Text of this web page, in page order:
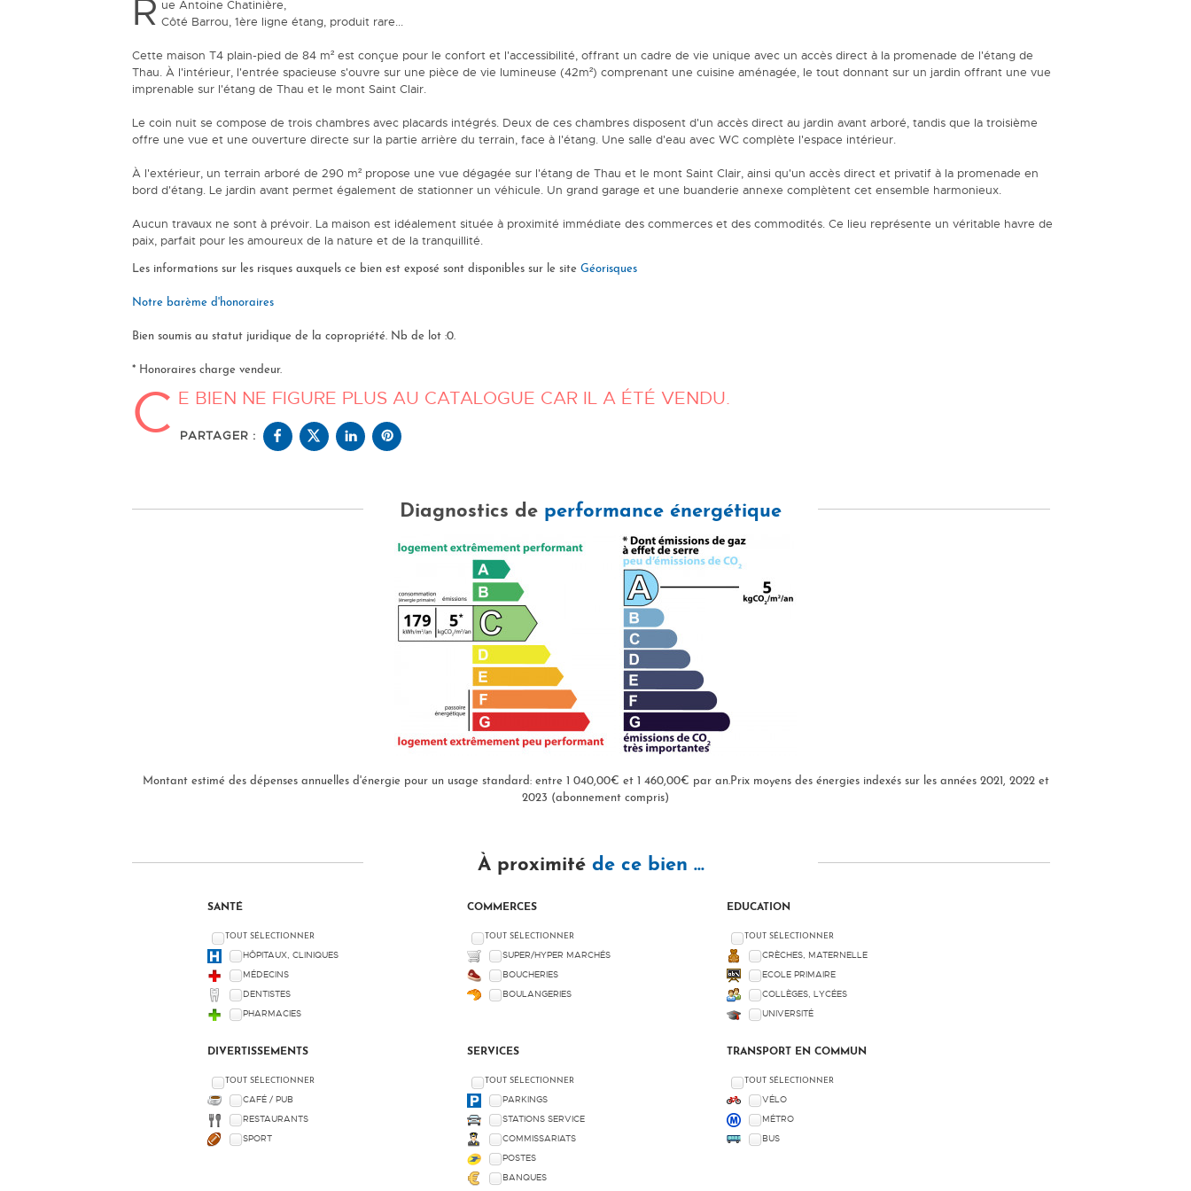
R ue Antoine Chatinière,
Côté Barrou, 1ère ligne étang, produit rare...
Cette maison T4 plain-pied de 84 m² est conçue pour le confort et l'accessibilité, offrant un cadre de vie unique avec un accès direct à la promenade de l'étang de
Thau. À l'intérieur, l'entrée spacieuse s'ouvre sur une pièce de vie lumineuse (42m²) comprenant une cuisine aménagée, le tout donnant sur un jardin offrant une vue
imprenable sur l'étang de Thau et le mont Saint Clair.
Le coin nuit se compose de trois chambres avec placards intégrés. Deux de ces chambres disposent d'un accès direct au jardin avant arboré, tandis que la troisième
offre une vue et une ouverture directe sur la partie arrière du terrain, face à l'étang. Une salle d'eau avec WC complète l'espace intérieur.
À l'extérieur, un terrain arboré de 290 m² propose une vue dégagée sur l'étang de Thau et le mont Saint Clair, ainsi qu'un accès direct et privatif à la promenade en
bord d'étang. Le jardin avant permet également de stationner un véhicule. Un grand garage et une buanderie annexe complètent cet ensemble harmonieux.
Aucun travaux ne sont à prévoir. La maison est idéalement située à proximité immédiate des commerces et des commodités. Ce lieu représente un véritable havre de
paix, parfait pour les amoureux de la nature et de la tranquillité.
Les informations sur les risques auxquels ce bien est exposé sont disponibles sur le site Géorisques
Notre barème d'honoraires
Bien soumis au statut juridique de la copropriété. Nb de lot :0.
* Honoraires charge vendeur.
C E BIEN NE FIGURE PLUS AU CATALOGUE CAR IL A ÉTÉ VENDU.
PARTAGER :
Diagnostics de performance énergétique
Montant estimé des dépenses annuelles d'énergie pour un usage standard: entre 1 040,00€ et 1 460,00€ par an.Prix moyens des énergies indexés sur les années 2021, 2022 et
2023 (abonnement compris)
À proximité de ce bien ...
SANTÉ
TOUT SÉLECTIONNER
HÔPITAUX, CLINIQUES
MÉDECINS
DENTISTES
PHARMACIES
COMMERCES
TOUT SÉLECTIONNER
SUPER/HYPER MARCHÉS
BOUCHERIES
BOULANGERIES
EDUCATION
TOUT SÉLECTIONNER
CRÈCHES, MATERNELLE
ECOLE PRIMAIRE
COLLÈGES, LYCÉES
UNIVERSITÉ
DIVERTISSEMENTS
TOUT SÉLECTIONNER
CAFÉ / PUB
RESTAURANTS
SPORT
SERVICES
TOUT SÉLECTIONNER
PARKINGS
STATIONS SERVICE
COMMISSARIATS
POSTES
BANQUES
TRANSPORT EN COMMUN
TOUT SÉLECTIONNER
VÉLO
MÉTRO
BUS